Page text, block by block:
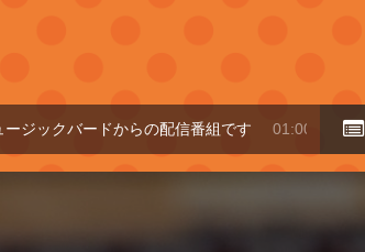
バードからの配信番組です 01:00～07:30